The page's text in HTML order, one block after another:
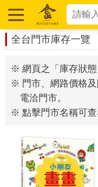
全台門市庫存一覽
※ 網頁之「庫存狀態
※ 門市、網路價格
電洽門市。
※ 點擊門市名稱可查